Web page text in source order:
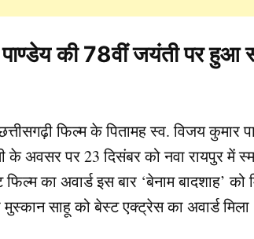
की 78वीं जयंती पर हुआ
फिल्म के पितामह स्व. विजय कुमार
के अवसर पर 23 दिसंबर को नवा रायपुर में
फिल्म का अवार्ड इस बार ‘बेनाम बादशाह’
साहू को बेस्ट एक्ट्रेस का अवार्ड